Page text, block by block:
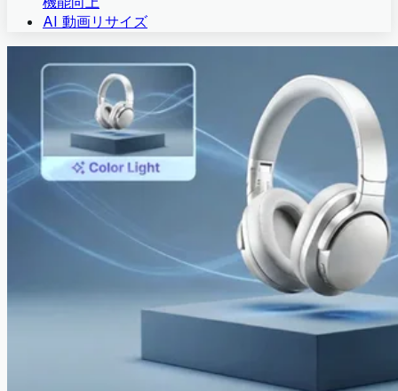
AI 動画リサイズ